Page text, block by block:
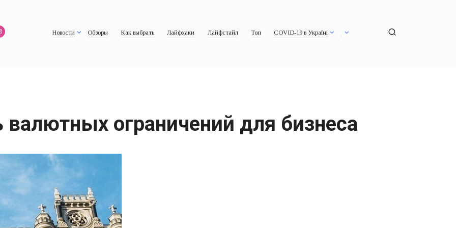
Новости Обзоры Как выбрать Лайфхаки Лайфстайл Топ COVID-19 в Україні
валютных ограничений для бизнеса